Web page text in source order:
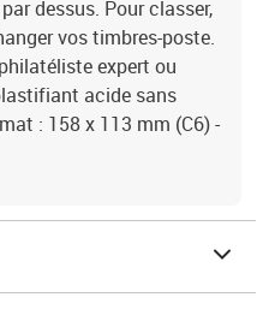
dessus. Pour classer,
vos timbres-poste.
expert ou
acide sans
: 158 x 113 mm (C6) -